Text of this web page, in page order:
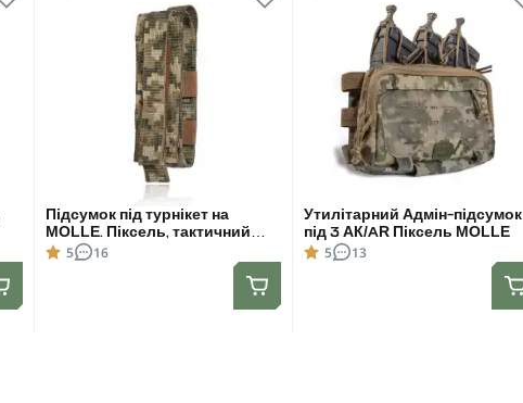
Підсумок під турнікет на
MOLLE. Піксель, тактичний
підсумок для турнікету
5 16
Утилітарний Адмін-підсумок
під 3 АК/AR Піксель MOLLE
5 13